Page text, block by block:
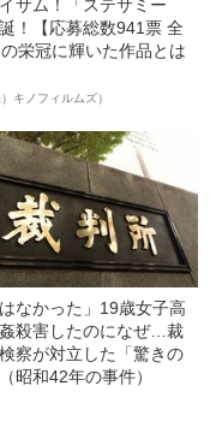
サム！「ステサミー
！【応募総数941票 全
栄冠に輝いた作品とは
キノフィルムズ）
はなかった」19歳女子高
殺害したのになぜ…裁
察が対立した「驚きの
昭和42年の事件）